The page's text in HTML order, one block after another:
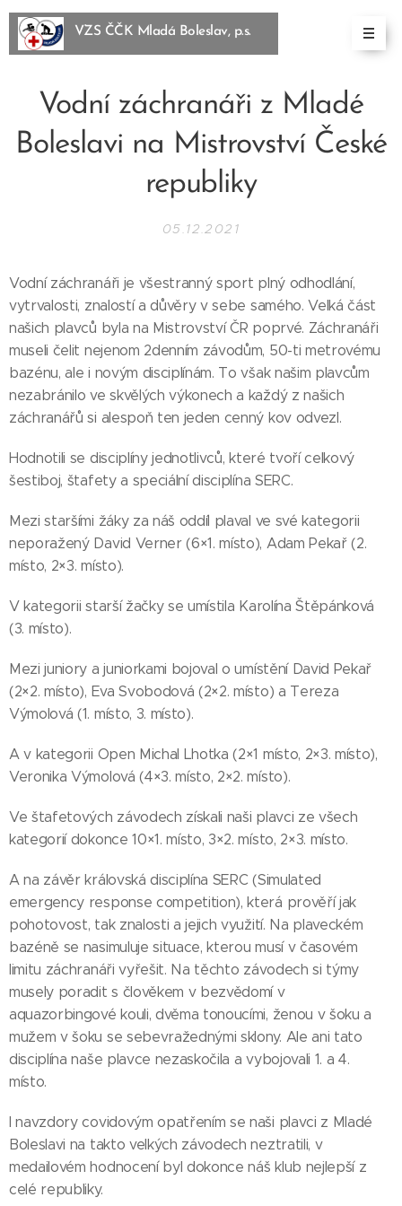
VZS ČČK Mladá Boleslav, p.s.
BoleslBoleslav, p.s.
Vodní záchranáři z Mladé
Boleslavi na Mistrovství České
republiky
05.12.2021
Vodní záchranáři je všestranný sport plný odhodlání,
vytrvalosti, znalostí a důvěry v sebe samého. Velká část
našich plavců byla na Mistrovství ČR poprvé. Záchranáři
museli čelit nejenom 2denním závodům, 50-ti metrovému
bazénu, ale i novým disciplínám. To však našim plavcům
nezabránilo ve skvělých výkonech a každý z našich
záchranářů si alespoň ten jeden cenný kov odvezl.
Hodnotili se disciplíny jednotlivců, které tvoří celkový
šestiboj, štafety a speciální disciplína SERC.
Mezi staršími žáky za náš oddíl plaval ve své kategorii
neporažený David Verner (6×1. místo), Adam Pekař (2.
místo, 2×3. místo).
V kategorii starší žačky se umístila Karolína Štěpánková
(3. místo).
Mezi juniory a juniorkami bojoval o umístění David Pekař
(2×2. místo), Eva Svobodová (2×2. místo) a Tereza
Výmolová (1. místo, 3. místo).
A v kategorii Open Michal Lhotka (2×1 místo, 2×3. místo),
Veronika Výmolová (4×3. místo, 2×2. místo).
Ve štafetových závodech získali naši plavci ze všech
kategorií dokonce 10×1. místo, 3×2. místo, 2×3. místo.
A na závěr královská disciplína SERC (Simulated
emergency response competition), která prověří jak
pohotovost, tak znalosti a jejich využití. Na plaveckém
bazéně se nasimuluje situace, kterou musí v časovém
limitu záchranáři vyřešit. Na těchto závodech si týmy
musely poradit s člověkem v bezvědomí v
aquazorbingové kouli, dvěma tonoucími, ženou v šoku a
mužem v šoku se sebevražednými sklony. Ale ani tato
disciplína naše plavce nezaskočila a vybojovali 1. a 4.
místo.
I navzdory covidovým opatřením se naši plavci z Mladé
Boleslavi na takto velkých závodech neztratili, v
medailovém hodnocení byl dokonce náš klub nejlepší z
celé republiky.